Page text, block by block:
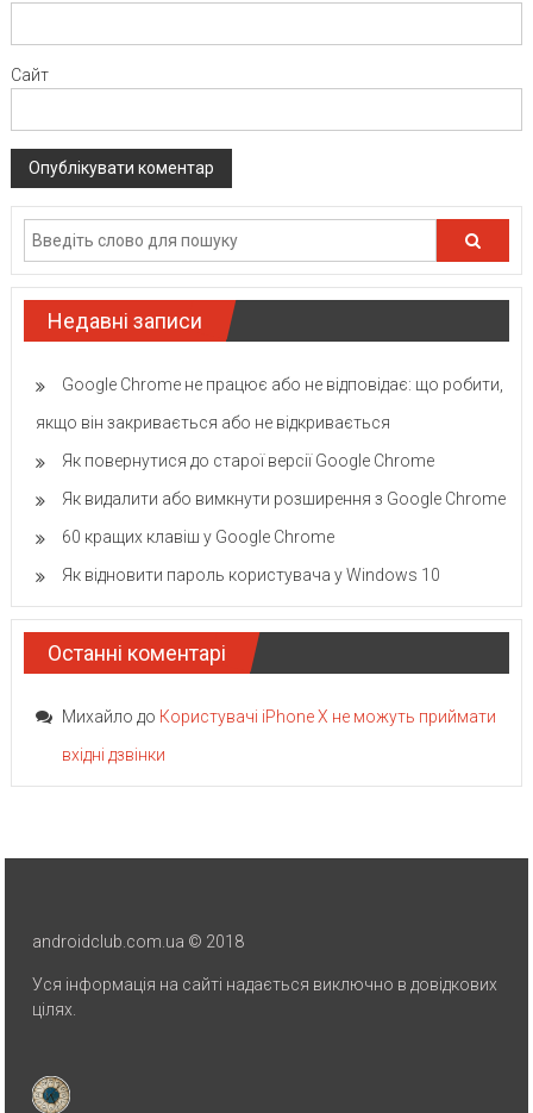
Сайт
Недавні записи
Google Chrome не працює або не відповідає: що робити,
якщо він закривається або не відкривається
Як повернутися до старої версії Google Chrome
Як видалити або вимкнути розширення з Google Chrome
60 кращих клавіш у Google Chrome
Як відновити пароль користувача у Windows 10
Останні коментарі
Михайло до Користувачі iPhone X не можуть приймати
вхідні дзвінки
androidclub.com.ua © 2018
Уся інформація на сайті надається виключно в довідкових
цілях.